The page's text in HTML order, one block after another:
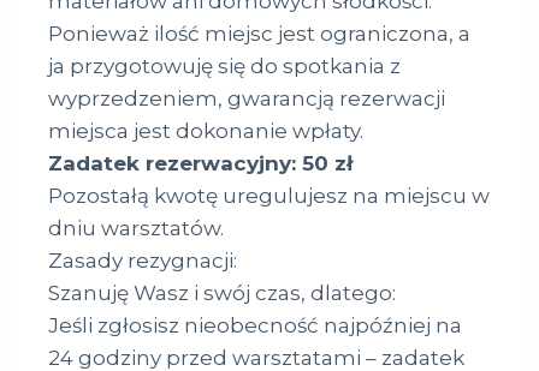
Ponieważ ilość miejsc jest ograniczona, a
ja przygotowuję się do spotkania z
wyprzedzeniem, gwarancją rezerwacji
miejsca jest dokonanie wpłaty.
Zadatek rezerwacyjny: 50 zł
Pozostałą kwotę uregulujesz na miejscu w
dniu warsztatów.
Zasady rezygnacji:
Szanuję Wasz i swój czas, dlatego:
Jeśli zgłosisz nieobecność najpóźniej na
24 godziny przed warsztatami – zadatek